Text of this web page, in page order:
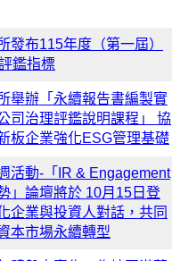
發布115年度（第一屆）
鑑指標
舉辦「永續報告書編製實
司治理評鑑說明課程」 協
板企業強化ESG管理基礎
活動-「IR & Engagement
」論壇將於 10月15日登
企業與投資人對話，共同
本市場永續轉型